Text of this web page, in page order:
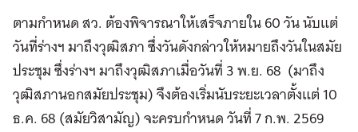
ตามกำหนด สว. ต้องพิจารณาให้เสร็จภายใน 60 วัน นับแต่
วันที่ร่างฯ มาถึงวุฒิสภา ซึ่งวันดังกล่าวให้หมายถึงวันในสมัย
ประชุม ซึ่งร่างฯ มาถึงวุฒิสภาเมื่อวันที่ 3 พ.ย. 68 (มาถึง
วุฒิสภานอกสมัยประชุม) จึงต้องเริ่มนับระยะเวลาตั้งแต่ 10
ธ.ค. 68 (สมัยวิสามัญ) จะครบกำหนด วันที่ 7 ก.พ. 2569